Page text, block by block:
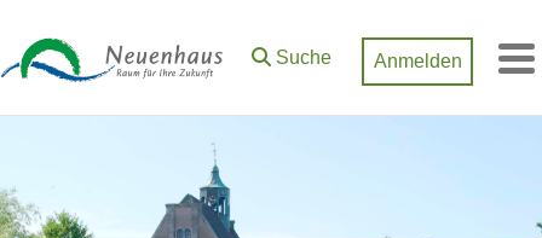
Suche
Anmelden